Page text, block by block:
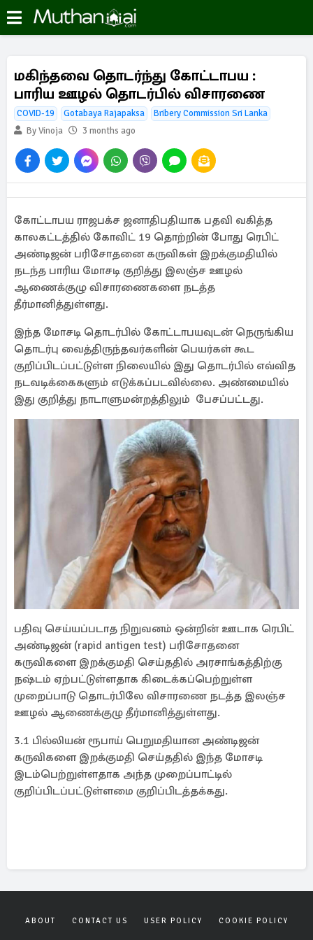
மகிந்தவை தொடர்ந்து கோட்டாபய :
பாரிய ஊழல் தொடர்பில் விசாரணை
COVID-19 Gotabaya Rajapaksa
Bribery Commission Sri Lanka
By Vinoja
3 months ago
கோட்டாபய ராஜபக்ச ஜனாதிபதியாக பதவி வகித்த
காலகட்டத்தில் கோவிட் 19 தொற்றின் போது ரெபிட்
அண்டிஜன் பரிசோதனை கருவிகள் இறக்குமதியில்
நடந்த பாரிய மோசடி குறித்து இலஞ்ச ஊழல்
ஆணைக்குழு விசாரணைகளை நடத்த
தீர்மானித்துள்ளது.
இந்த மோசடி தொடர்பில் கோட்டாபயவுடன் நெருங்கிய
தொடர்பு வைத்திருந்தவர்களின் பெயர்கள் கூட
குறிப்பிடப்பட்டுள்ள நிலையில் இது தொடர்பில் எவ்வித
நடவடிக்கைகளும் எடுக்கப்படவில்லை. அண்மையில்
இது குறித்து நாடாளுமன்றத்திலும் பேசப்பட்டது.
பதிவு செய்யப்படாத நிறுவனம் ஒன்றின் ஊடாக ரெபிட்
அண்டிஜன் (rapid antigen test) பரிசோதனை
கருவிகளை இறக்குமதி செய்ததில் அரசாங்கத்திற்கு
நஷ்டம் ஏற்பட்டுள்ளதாக கிடைக்கப்பெற்றுள்ள
முறைப்பாடு தொடர்பிலே விசாரணை நடத்த இலஞ்ச
ஊழல் ஆணைக்குழு தீர்மானித்துள்ளது.
3.1 பில்லியன் ரூபாய் பெறுமதியான அண்டிஜன்
கருவிகளை இறக்குமதி செய்ததில் இந்த மோசடி
இடம்பெற்றுள்ளதாக அந்த முறைப்பாட்டில்
குறிப்பிடப்பட்டுள்ளமை குறிப்பிடத்தக்கது.
ABOUT CONTACT US USER POLICY COOKIE POLICY